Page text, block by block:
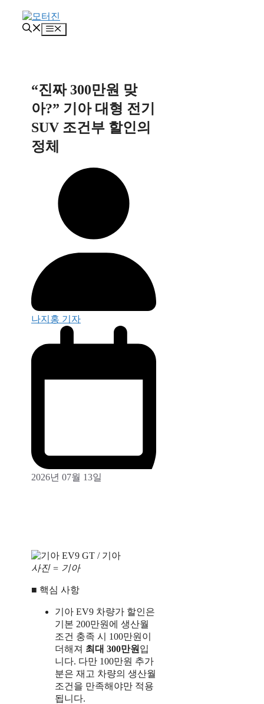
메
“진짜 300만원 맞
아?” 기아 대형 전기
SUV 조건부 할인의
정체
나지홍 기자
2026년 07월 13일
사진 = 기아
■ 핵심 사항
기아 EV9 차량가 할인은
기본 200만원에 생산월
조건 충족 시 100만원이
더해져 최대 300만원 입
니다. 다만 100만원 추가
분은 재고 차량의 생산월
조건을 만족해야만 적용
됩니다.